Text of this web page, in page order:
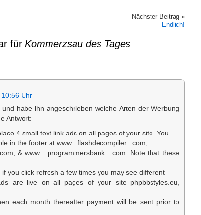
Nächster Beitrag »
Endlich!
für Kommerzsau des Tages
Uhr
und habe ihn angeschrieben welche Arten der Werbung
Antwort:
4 small text link ads on all pages of your site. You
in the footer at www . flashdecompiler . com,
& www . programmersbank . com. Note that these
you click refresh a few times you may see different
are live on all pages of your site phpbbstyles.eu,
each month thereafter payment will be sent prior to